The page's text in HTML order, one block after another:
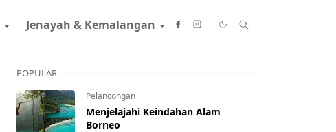
Jenayah & Kemalangan
POPULAR
Pelancongan
Menjelajahi Keindahan Alam
Borneo